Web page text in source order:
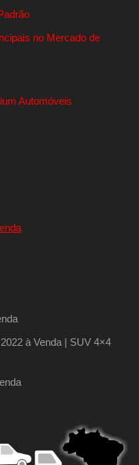
no Mercado de
Automóveis
à Venda | SUV 4×4